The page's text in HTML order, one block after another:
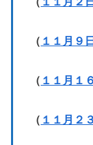
（ １１月９
（ １１月１
（ １１月２